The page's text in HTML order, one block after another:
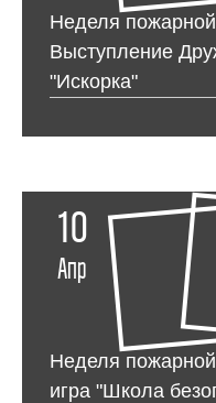
Неделя
Выступление
"Искорка"
10
Апр
Неделя пожарной
игра "Школа